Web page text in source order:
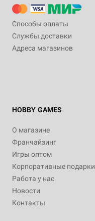
Способы оплаты
Службы доставки
Адреса магазинов
HOBBY GAMES
О магазине
Франчайзинг
Игры оптом
Корпоративные подарки
Работа у нас
Новости
Контакты